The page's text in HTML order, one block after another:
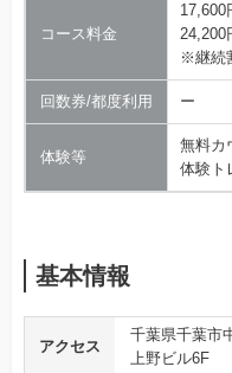
コース料金
17,600
24,200
※継続
回数券/都度利用 ー
体験等
無料カ
体験ト
基本情報
アクセス
千葉県千葉市
上野ビル6F